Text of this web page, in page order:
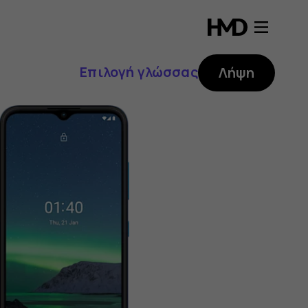
Επιλογή γλώσσας Λήψη